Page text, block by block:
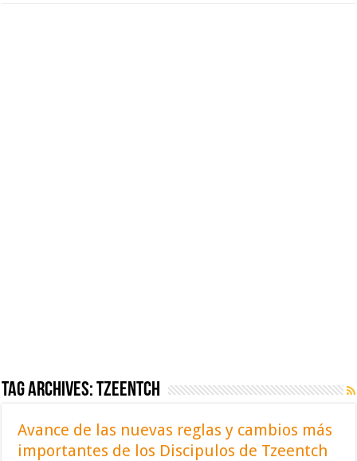
Tag Archives:tzeentch
Avance de las nuevas reglas y cambios más
importantes de los Discipulos de Tzeentch